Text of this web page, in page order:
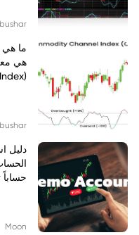
هي
(Commodity Channel Index)؟
دليل
حساباً
Moon